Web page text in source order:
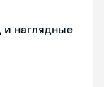
и наглядные